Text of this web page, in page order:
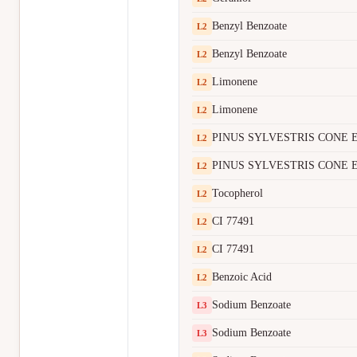
L2 Benzyl Benzoate
L2 Benzyl Benzoate
L2 Limonene
L2 Limonene
L2 PINUS SYLVESTRIS CONE
L2 PINUS SYLVESTRIS CONE
L2 Tocopherol
L2 CI 77491
L2 CI 77491
L2 Benzoic Acid
L3 Sodium Benzoate
L3 Sodium Benzoate